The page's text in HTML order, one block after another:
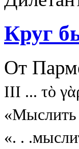
Круг
От
ΙΙΙ ... τὸ
«Мыслить
«. .